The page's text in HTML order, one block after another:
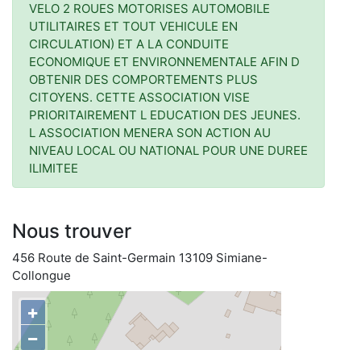
VELO 2 ROUES MOTORISES AUTOMOBILE
UTILITAIRES ET TOUT VEHICULE EN
CIRCULATION) ET A LA CONDUITE
ECONOMIQUE ET ENVIRONNEMENTALE AFIN D
OBTENIR DES COMPORTEMENTS PLUS
CITOYENS. CETTE ASSOCIATION VISE
PRIORITAIREMENT L EDUCATION DES JEUNES.
L ASSOCIATION MENERA SON ACTION AU
NIVEAU LOCAL OU NATIONAL POUR UNE DUREE
ILIMITEE
Nous trouver
456 Route de Saint-Germain 13109 Simiane-
Collongue
+
−